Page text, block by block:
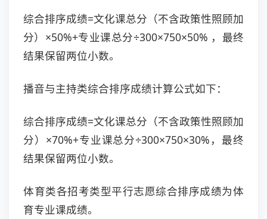
综合排序成绩=文化课总分（不含政策性照顾加
分）×50%+专业课总分÷300×750×50% ，最终
结果保留两位小数。
播音与主持类综合排序成绩计算公式如下：
综合排序成绩=文化课总分（不含政策性照顾加
分）×70%+专业课总分÷300×750×30%，最终
结果保留两位小数。
体育类各招考类型平行志愿综合排序成绩为体
育专业课成绩。